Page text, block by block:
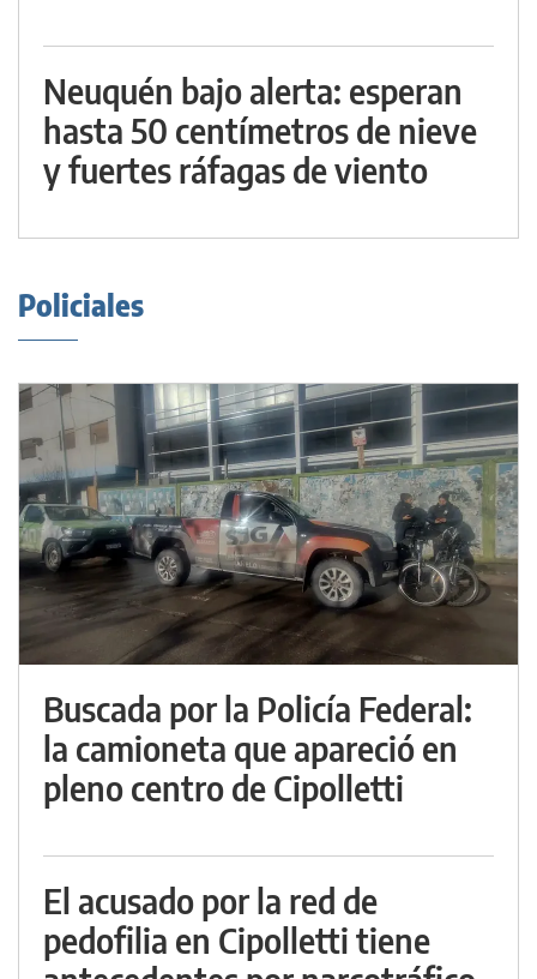
Neuquén bajo alerta: esperan
hasta 50 centímetros de nieve
y fuertes ráfagas de viento
Policiales
Buscada por la Policía Federal:
la camioneta que apareció en
pleno centro de Cipolletti
El acusado por la red de
pedofilia en Cipolletti tiene